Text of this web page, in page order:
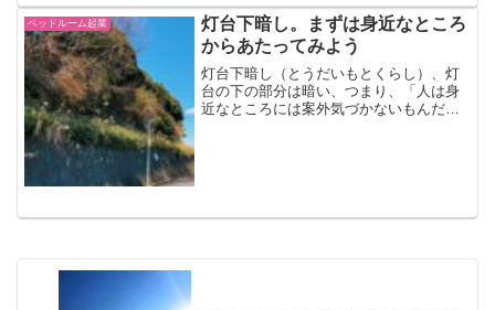
ベッドルーム起業
灯台下暗し。まずは身近なところ
からあたってみよう
灯台下暗し（とうだいもとくらし）、灯
台の下の部分は暗い、つまり、「人は身
近なところには案外気づかないもんだよ